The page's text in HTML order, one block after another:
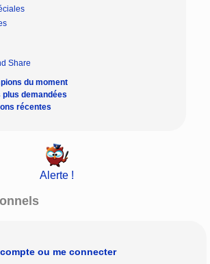
du moment
plus demandées
récentes
Alerte !
ou me connecter